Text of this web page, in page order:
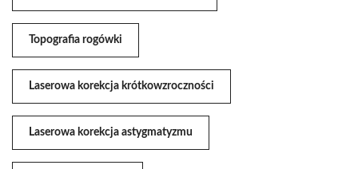
Topografia rogówki
Laserowa korekcja krótkowzroczności
Laserowa korekcja astygmatyzmu